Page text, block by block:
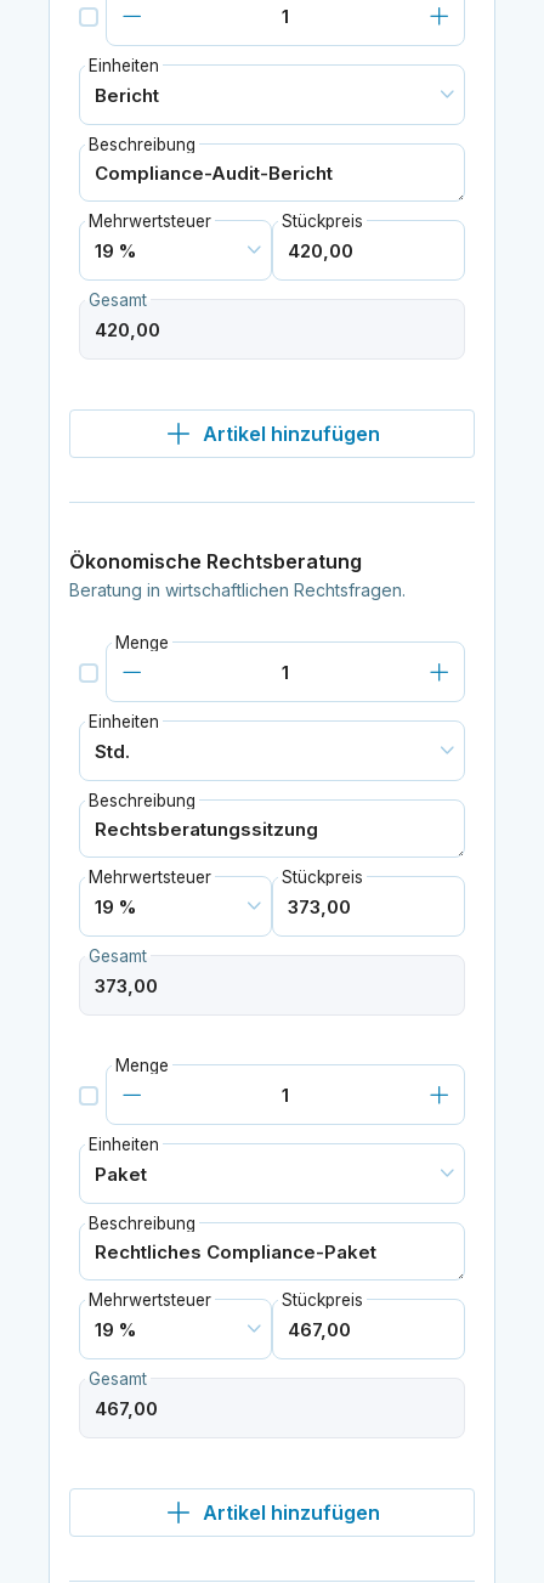
Einheiten
Beschreibung
Mehrwertsteuer Stückpreis
Gesamt
Artikel hinzufügen
Ökonomische Rechtsberatung
Beratung in wirtschaftlichen Rechtsfragen.
Menge
Einheiten
Beschreibung
Mehrwertsteuer Stückpreis
Gesamt
Menge
Einheiten
Beschreibung
Mehrwertsteuer Stückpreis
Gesamt
Artikel hinzufügen